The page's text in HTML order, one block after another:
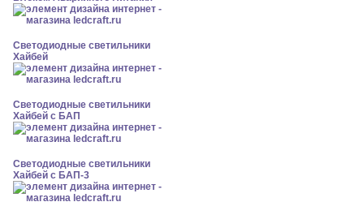
Светодиодные светильники
Хайбей
Светодиодные светильники
Хайбей с БАП
Светодиодные светильники
Хайбей с БАП-3